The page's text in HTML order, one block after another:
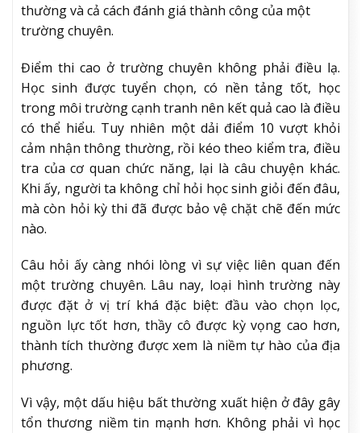
thường và cả cách đánh giá thành công của một
trường chuyên.
Điểm thi cao ở trường chuyên không phải điều lạ.
Học sinh được tuyển chọn, có nền tảng tốt, học
trong môi trường cạnh tranh nên kết quả cao là điều
có thể hiểu. Tuy nhiên một dải điểm 10 vượt khỏi
cảm nhận thông thường, rồi kéo theo kiểm tra, điều
tra của cơ quan chức năng, lại là câu chuyện khác.
Khi ấy, người ta không chỉ hỏi học sinh giỏi đến đâu,
mà còn hỏi kỳ thi đã được bảo vệ chặt chẽ đến mức
nào.
Câu hỏi ấy càng nhói lòng vì sự việc liên quan đến
một trường chuyên. Lâu nay, loại hình trường này
được đặt ở vị trí khá đặc biệt: đầu vào chọn lọc,
nguồn lực tốt hơn, thầy cô được kỳ vọng cao hơn,
thành tích thường được xem là niềm tự hào của địa
phương.
Vì vậy, một dấu hiệu bất thường xuất hiện ở đây gây
tổn thương niềm tin mạnh hơn. Không phải vì học